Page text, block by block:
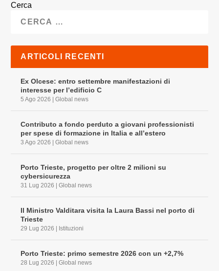
Cerca
ARTICOLI RECENTI
Ex Olcese: entro settembre manifestazioni di
interesse per l’edificio C
5 Ago 2026 |Global news
Contributo a fondo perduto a giovani professionisti
per spese di formazione in Italia e all’estero
3 Ago 2026 |Global news
Porto Trieste, progetto per oltre 2 milioni su
cybersicurezza
31 Lug 2026 |Global news
Il Ministro Valditara visita la Laura Bassi nel porto di
Trieste
29 Lug 2026 | Istituzioni
Porto Trieste: primo semestre 2026 con un +2,7%
28 Lug 2026 |Global news